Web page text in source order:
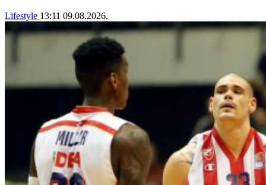
Lifestyle 13:11 09.08.2026.